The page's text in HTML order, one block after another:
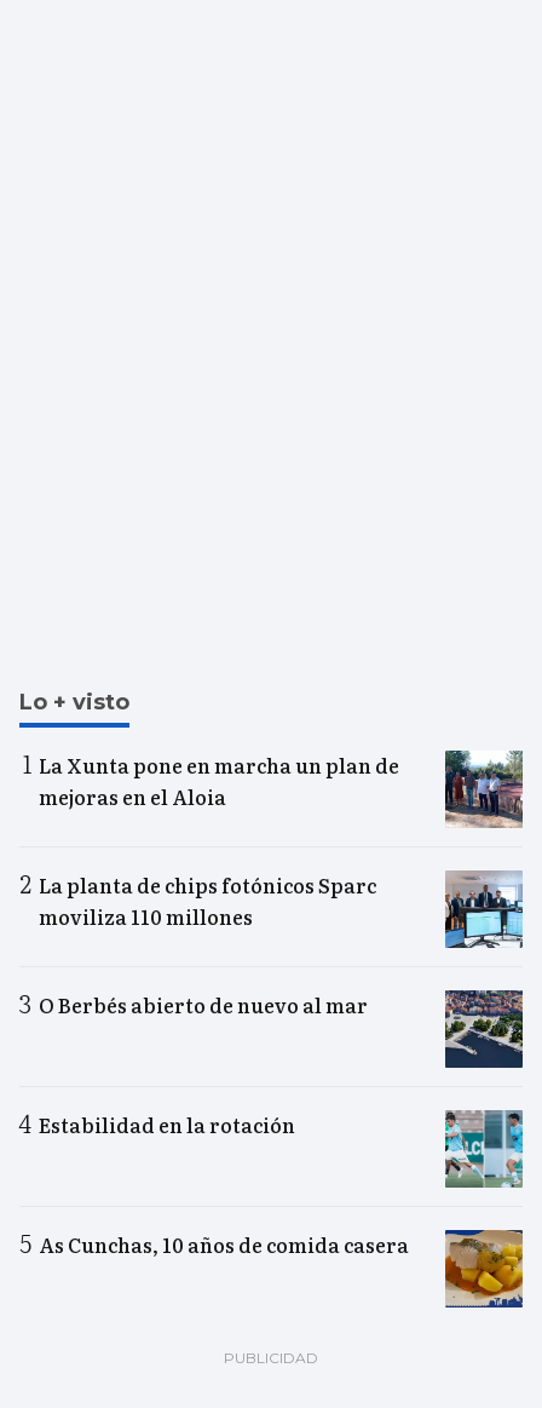
Lo + visto
La Xunta pone en marcha un plan de
mejoras en el Aloia
La planta de chips fotónicos Sparc
moviliza 110 millones
O Berbés abierto de nuevo al mar
Estabilidad en la rotación
As Cunchas, 10 años de comida casera